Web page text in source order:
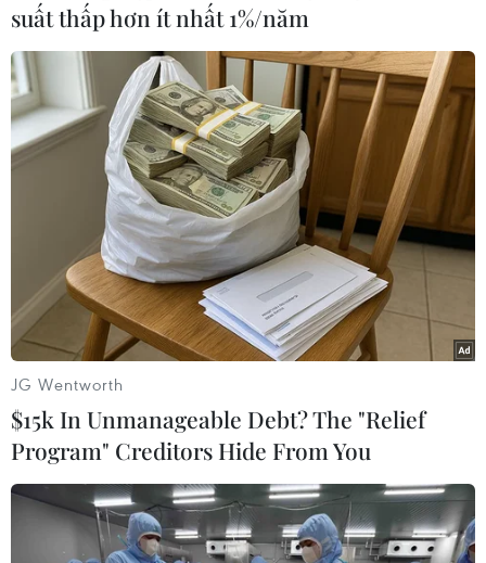
#virus H5N8 #WHO #cúm gia cầm
#Rossiya 24
#Rospotrebnadzor
Nga
Theo dõi VietnamPlus
suất thấp hơn ít nhất 1%/năm
JG Wentworth
$15k In Unmanageable Debt? The "Relief
Program" Creditors Hide From You